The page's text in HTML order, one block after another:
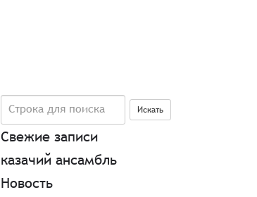
Поиск Искать
Свежие записи
казачий ансамбль
Новость